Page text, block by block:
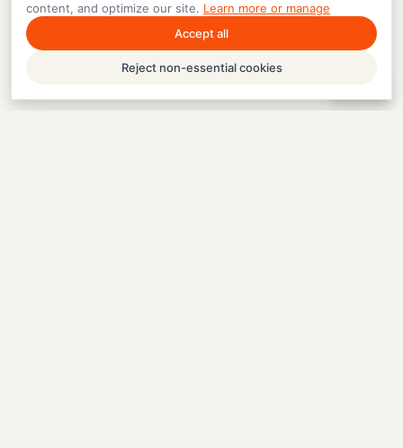
content, and optimize our site. Learn more or manage
Accept all
Reject non-essential cookies